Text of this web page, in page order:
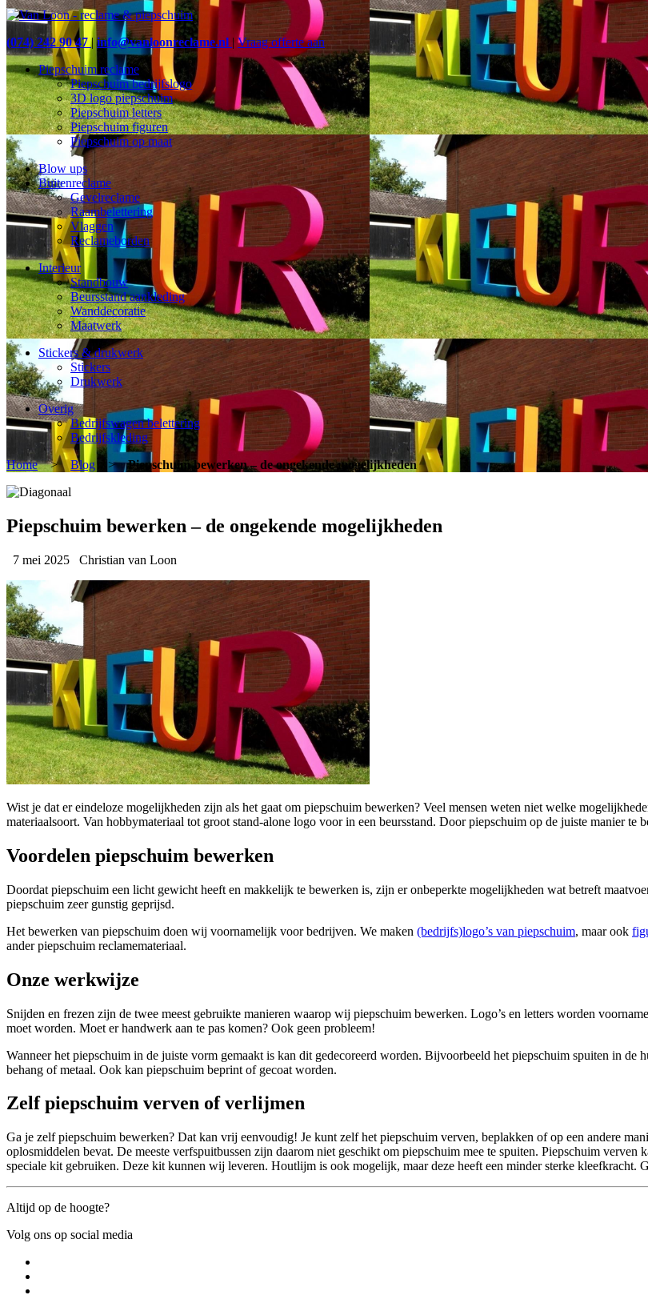
(074) 242 90 47 | info@vanloonreclame.nl | Vraag offerte aan
Piepschuim reclame
Piepschuim bedrijfslogo
3D logo piepschuim
Piepschuim letters
Piepschuim figuren
Piepschuim op maat
Blow ups
Buitenreclame
Gevelreclame
Raambelettering
Vlaggen
Reclameborden
Interieur
Standbouw
Beursstand aankleding
Wanddecoratie
Maatwerk
Stickers & drukwerk
Stickers
Drukwerk
Overig
Bedrijfswagen belettering
Bedrijfskleding
Home>Blog >Piepschuim bewerken – de ongekende mogelijkheden
Piepschuim bewerken – de ongekende mogelijkheden
7 mei 2025 Christian van Loon
Wist je dat er eindeloze mogelijkheden zijn als het gaat om piepschuim bewerken? Veel mensen weten niet welke
materiaalsoort. Van hobbymateriaal tot groot stand-alone logo voor in een beursstand. Door piepschuim op de juiste manier te
Voordelen piepschuim bewerken
Doordat piepschuim een licht gewicht heeft en makkelijk te bewerken is, zijn er onbeperkte mogelijkheden wat betreft
piepschuim zeer gunstig geprijsd.
Het bewerken van piepschuim doen wij voornamelijk voor bedrijven. We maken (bedrijfs)logo’s van piepschuim, maar ook
ander piepschuim reclamemateriaal.
Onze werkwijze
Snijden en frezen zijn de twee meest gebruikte manieren waarop wij piepschuim bewerken. Logo’s en letters worden
moet worden. Moet er handwerk aan te pas komen? Ook geen probleem!
Wanneer het piepschuim in de juiste vorm gemaakt is kan dit gedecoreerd worden. Bijvoorbeeld het piepschuim spuiten in de
behang of metaal. Ook kan piepschuim beprint of gecoat worden.
Zelf piepschuim verven of verlijmen
Ga je zelf piepschuim bewerken? Dat kan vrij eenvoudig! Je kunt zelf het piepschuim verven, beplakken of op een andere
oplosmiddelen bevat. De meeste verfspuitbussen zijn daarom niet geschikt om piepschuim mee te spuiten. Piepschuim
speciale kit gebruiken. Deze kit kunnen wij leveren. Houtlijm is ook mogelijk, maar deze heeft een minder sterke kleefkracht.
Altijd op de hoogte?
Volg ons op social media